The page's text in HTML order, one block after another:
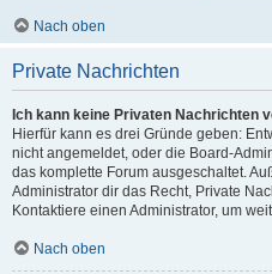
Nach oben
Private Nachrichten
Ich kann keine Privaten Nachrichten
Hierfür kann es drei Gründe geben:
nicht angemeldet, oder die Board-
das komplette Forum ausgeschaltet.
Administrator dir das Recht, Private
Kontaktiere einen Administrator, um
Nach oben